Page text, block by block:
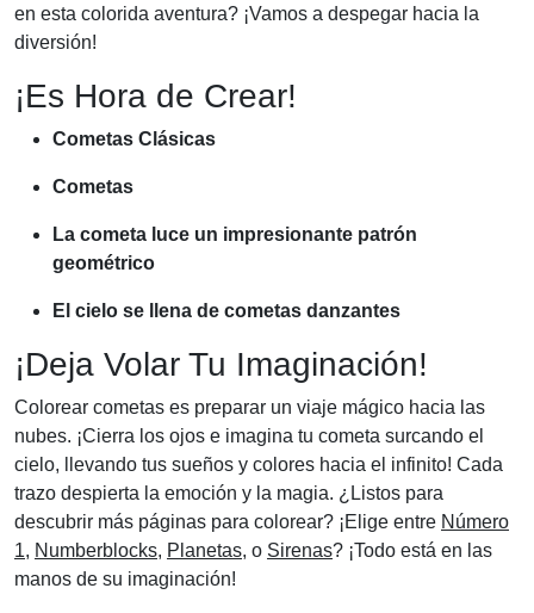
en esta colorida aventura? ¡Vamos a despegar hacia la
diversión!
¡Es Hora de Crear!
Cometas Clásicas
Cometas
La cometa luce un impresionante patrón
geométrico
El cielo se llena de cometas danzantes
¡Deja Volar Tu Imaginación!
Colorear cometas es preparar un viaje mágico hacia las
nubes. ¡Cierra los ojos e imagina tu cometa surcando el
cielo, llevando tus sueños y colores hacia el infinito! Cada
trazo despierta la emoción y la magia. ¿Listos para
descubrir más páginas para colorear? ¡Elige entre Número
1, Numberblocks, Planetas, o Sirenas? ¡Todo está en las
manos de su imaginación!